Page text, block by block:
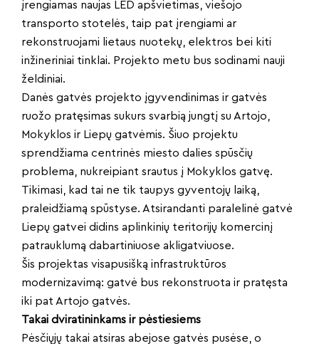
įrengiamas naujas LED apšvietimas, viešojo
transporto stotelės, taip pat įrengiami ar
rekonstruojami lietaus nuotekų, elektros bei kiti
inžineriniai tinklai. Projekto metu bus sodinami nauji
želdiniai.
Danės gatvės projekto įgyvendinimas ir gatvės
ruožo pratęsimas sukurs svarbią jungtį su Artojo,
Mokyklos ir Liepų gatvėmis. Šiuo projektu
sprendžiama centrinės miesto dalies spūsčių
problema, nukreipiant srautus į Mokyklos gatvę.
Tikimasi, kad tai ne tik taupys gyventojų laiką,
praleidžiamą spūstyse. Atsirandanti paralelinė gatvė
Liepų gatvei didins aplinkinių teritorijų komercinį
patrauklumą dabartiniuose akligatviuose.
Šis projektas visapusišką infrastruktūros
modernizavimą: gatvė bus rekonstruota ir pratęsta
iki pat Artojo gatvės.
Takai dviratininkams ir pėstiesiems
Pėsčiųjų takai atsiras abejose gatvės pusėse, o